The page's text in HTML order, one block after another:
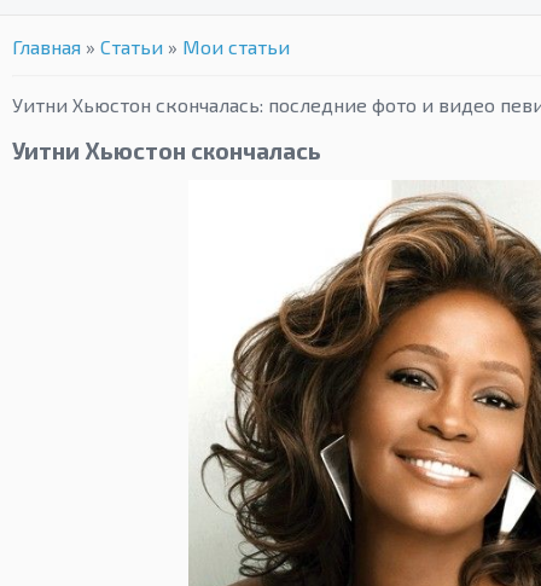
Главная » Статьи » Мои статьи
Уитни Хьюстон скончалась: последние фото и видео
Уитни Хьюстон скончалась